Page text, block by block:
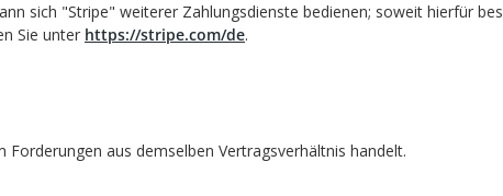
sich "Stripe" weiterer Zahlungsdienste bedienen; soweit hierfür
Sie unter https://stripe.com/de.
aus demselben Vertragsverhältnis handelt.